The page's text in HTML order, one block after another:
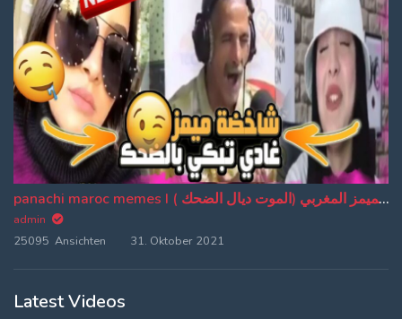
panachi maroc memes I باناشي الميمز المغربي (الموت ديال الضحك ) (EP:20)
admin
25095 Ansichten
31. Oktober 2021
Latest Videos